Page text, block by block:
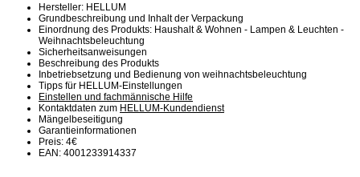
Hersteller: HELLUM
Grundbeschreibung und Inhalt der Verpackung
Einordnung des Produkts: Haushalt & Wohnen - Lampen & Leuchten -
Weihnachtsbeleuchtung
Sicherheitsanweisungen
Beschreibung des Produkts
Inbetriebsetzung und Bedienung von weihnachtsbeleuchtung
Tipps für HELLUM-Einstellungen
Einstellen und fachmännische Hilfe
Kontaktdaten zum HELLUM-Kundendienst
Mängelbeseitigung
Garantieinformationen
Preis: 4€
EAN: 4001233914337